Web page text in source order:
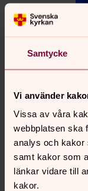
Samtycke
Vi använder
Vissa av våra
webbplatsen ska
analys och kakor
samt kakor som
länkar vidare till
kakor.
Helén Meijer
Pedagog med
Direkt:
044-31 00 24
E-post: